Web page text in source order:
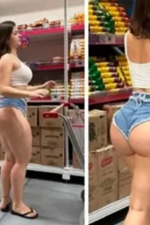
posebno je naglašena.
stiže poruka, vijest ili odgovor
karata
znakove koje vam život šalje.
u pravo
su zanimljivi trenuci.